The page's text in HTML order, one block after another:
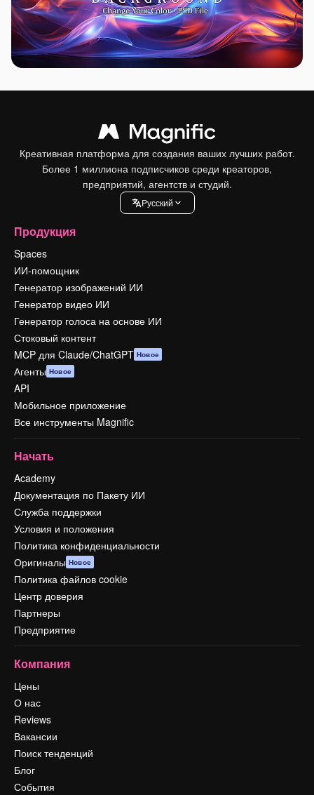
Креативная платформа для создания ваших лучших работ.
Более 1 миллиона подписчиков среди креаторов,
предприятий, агентств и студий.
Pусский
Продукция
Spaces
ИИ-помощник
Генератор изображений ИИ
Генератор видео ИИ
Генератор голоса на основе ИИ
Стоковый контент
MCP для Claude/ChatGPT Новое
Агенты Новое
API
Мобильное приложение
Все инструменты Magnific
Начать
Academy
Документация по Пакету ИИ
Служба поддержки
Условия и положения
Политика конфиденциальности
Оригиналы Новое
Политика файлов cookie
Центр доверия
Партнеры
Предприятие
Компания
Цены
О нас
Reviews
Вакансии
Поиск тенденций
Блог
События